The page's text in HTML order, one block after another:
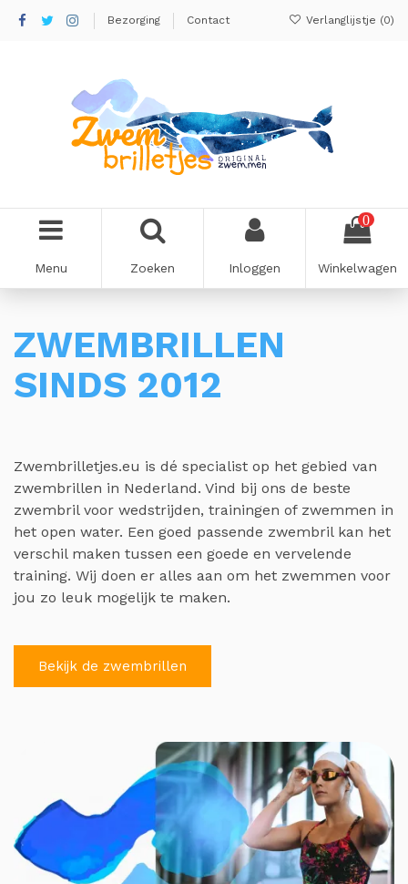
Bezorging Contact Verlanglijstje (0)
Menu Zoeken Inloggen
0
Winkelwagen
ZWEMBRILLEN
SINDS 2012
Zwembrilletjes.eu is dé specialist op het gebied van
zwembrillen in Nederland. Vind bij ons de beste
zwembril voor wedstrijden, trainingen of zwemmen in
het open water. Een goed passende zwembril kan het
verschil maken tussen een goede en vervelende
training. Wij doen er alles aan om het zwemmen voor
jou zo leuk mogelijk te maken.
Bekijk de zwembrillen